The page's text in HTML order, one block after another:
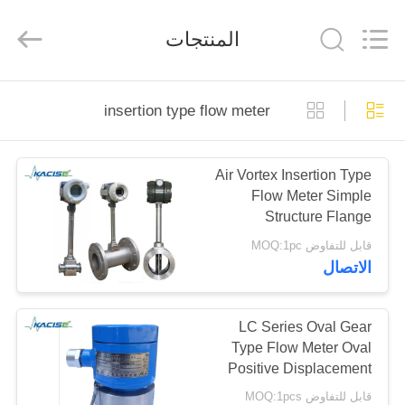
منزل
المنتجات
أشرطة
فيديو
حول
جولة
Optronics
Co.,Ltd..
Reserved.
المنتجات
insertion type flow meter
Air Vortex Insertion Type
Flow Meter Simple
Structure Flange
Installation
قابل للتفاوض MOQ:1pc
الاتصال
LC Series Oval Gear
Type Flow Meter Oval
Positive Displacement
Flow Meter With Strainer
قابل للتفاوض MOQ:1pcs